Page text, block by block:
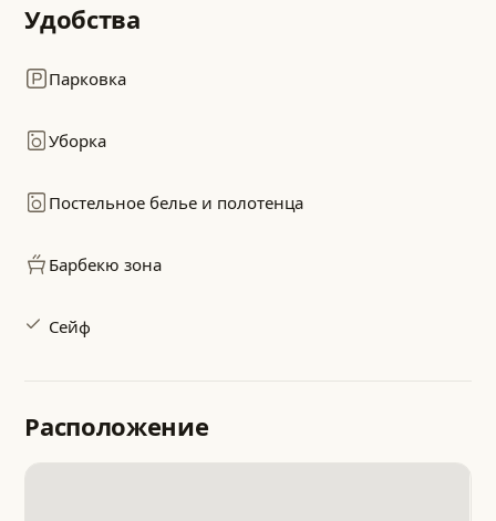
Бассейн · гостиная · спальни · вид с террасы
Удобства
Парковка
Уборка
Постельное белье и полотенца
Барбекю зона
Сейф
Расположение